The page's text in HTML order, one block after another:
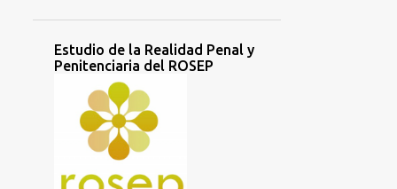
julio 2016
2
junio 2016
5
mayo 2016
abril 2016
marzo 2016
febrero 2016
Estudio de la Realidad Penal y
Penitenciaria del ROSEP